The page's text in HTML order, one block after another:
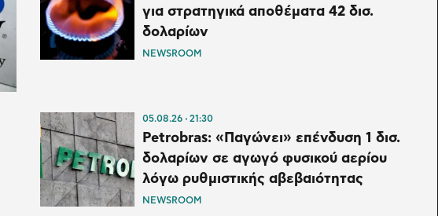
για στρατηγικά αποθέματα 42 δισ.
δολαρίων
NEWSROOM
05.08.26 21:30
Petrobras: «Παγώνει» επένδυση 1 δισ.
δολαρίων σε αγωγό φυσικού αερίου
λόγω ρυθμιστικής αβεβαιότητας
NEWSROOM